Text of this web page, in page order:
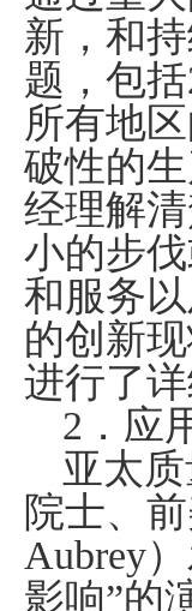
新，和
题，包括
所有地
破性的
经理解
小的步
和服务
的创新
进行了详
2 ．应
亚太
院士、
Aubrey
影响”的